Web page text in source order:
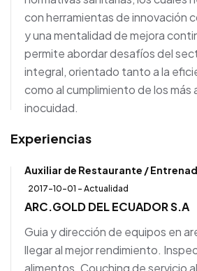
con herramientas de innovación
y una mentalidad de mejora
permite abordar desafíos del
integral, orientado tanto a la
como al cumplimiento de los
inocuidad.
Experiencias
Auxiliar de Restaurante /
2017-10-01 - Actualidad
ARC.GOLD DEL ECUADOR S.A
Guia y dirección de equipos en
llegar al mejor rendimiento.
alimentos. Couching de servicio